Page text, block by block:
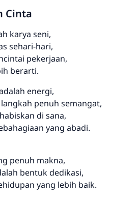
Cinta
karya seni,
sehari-hari,
pekerjaan,
berarti.
energi,
penuh semangat,
di sana,
yang abadi.
penuh makna,
bentuk dedikasi,
yang lebih baik.